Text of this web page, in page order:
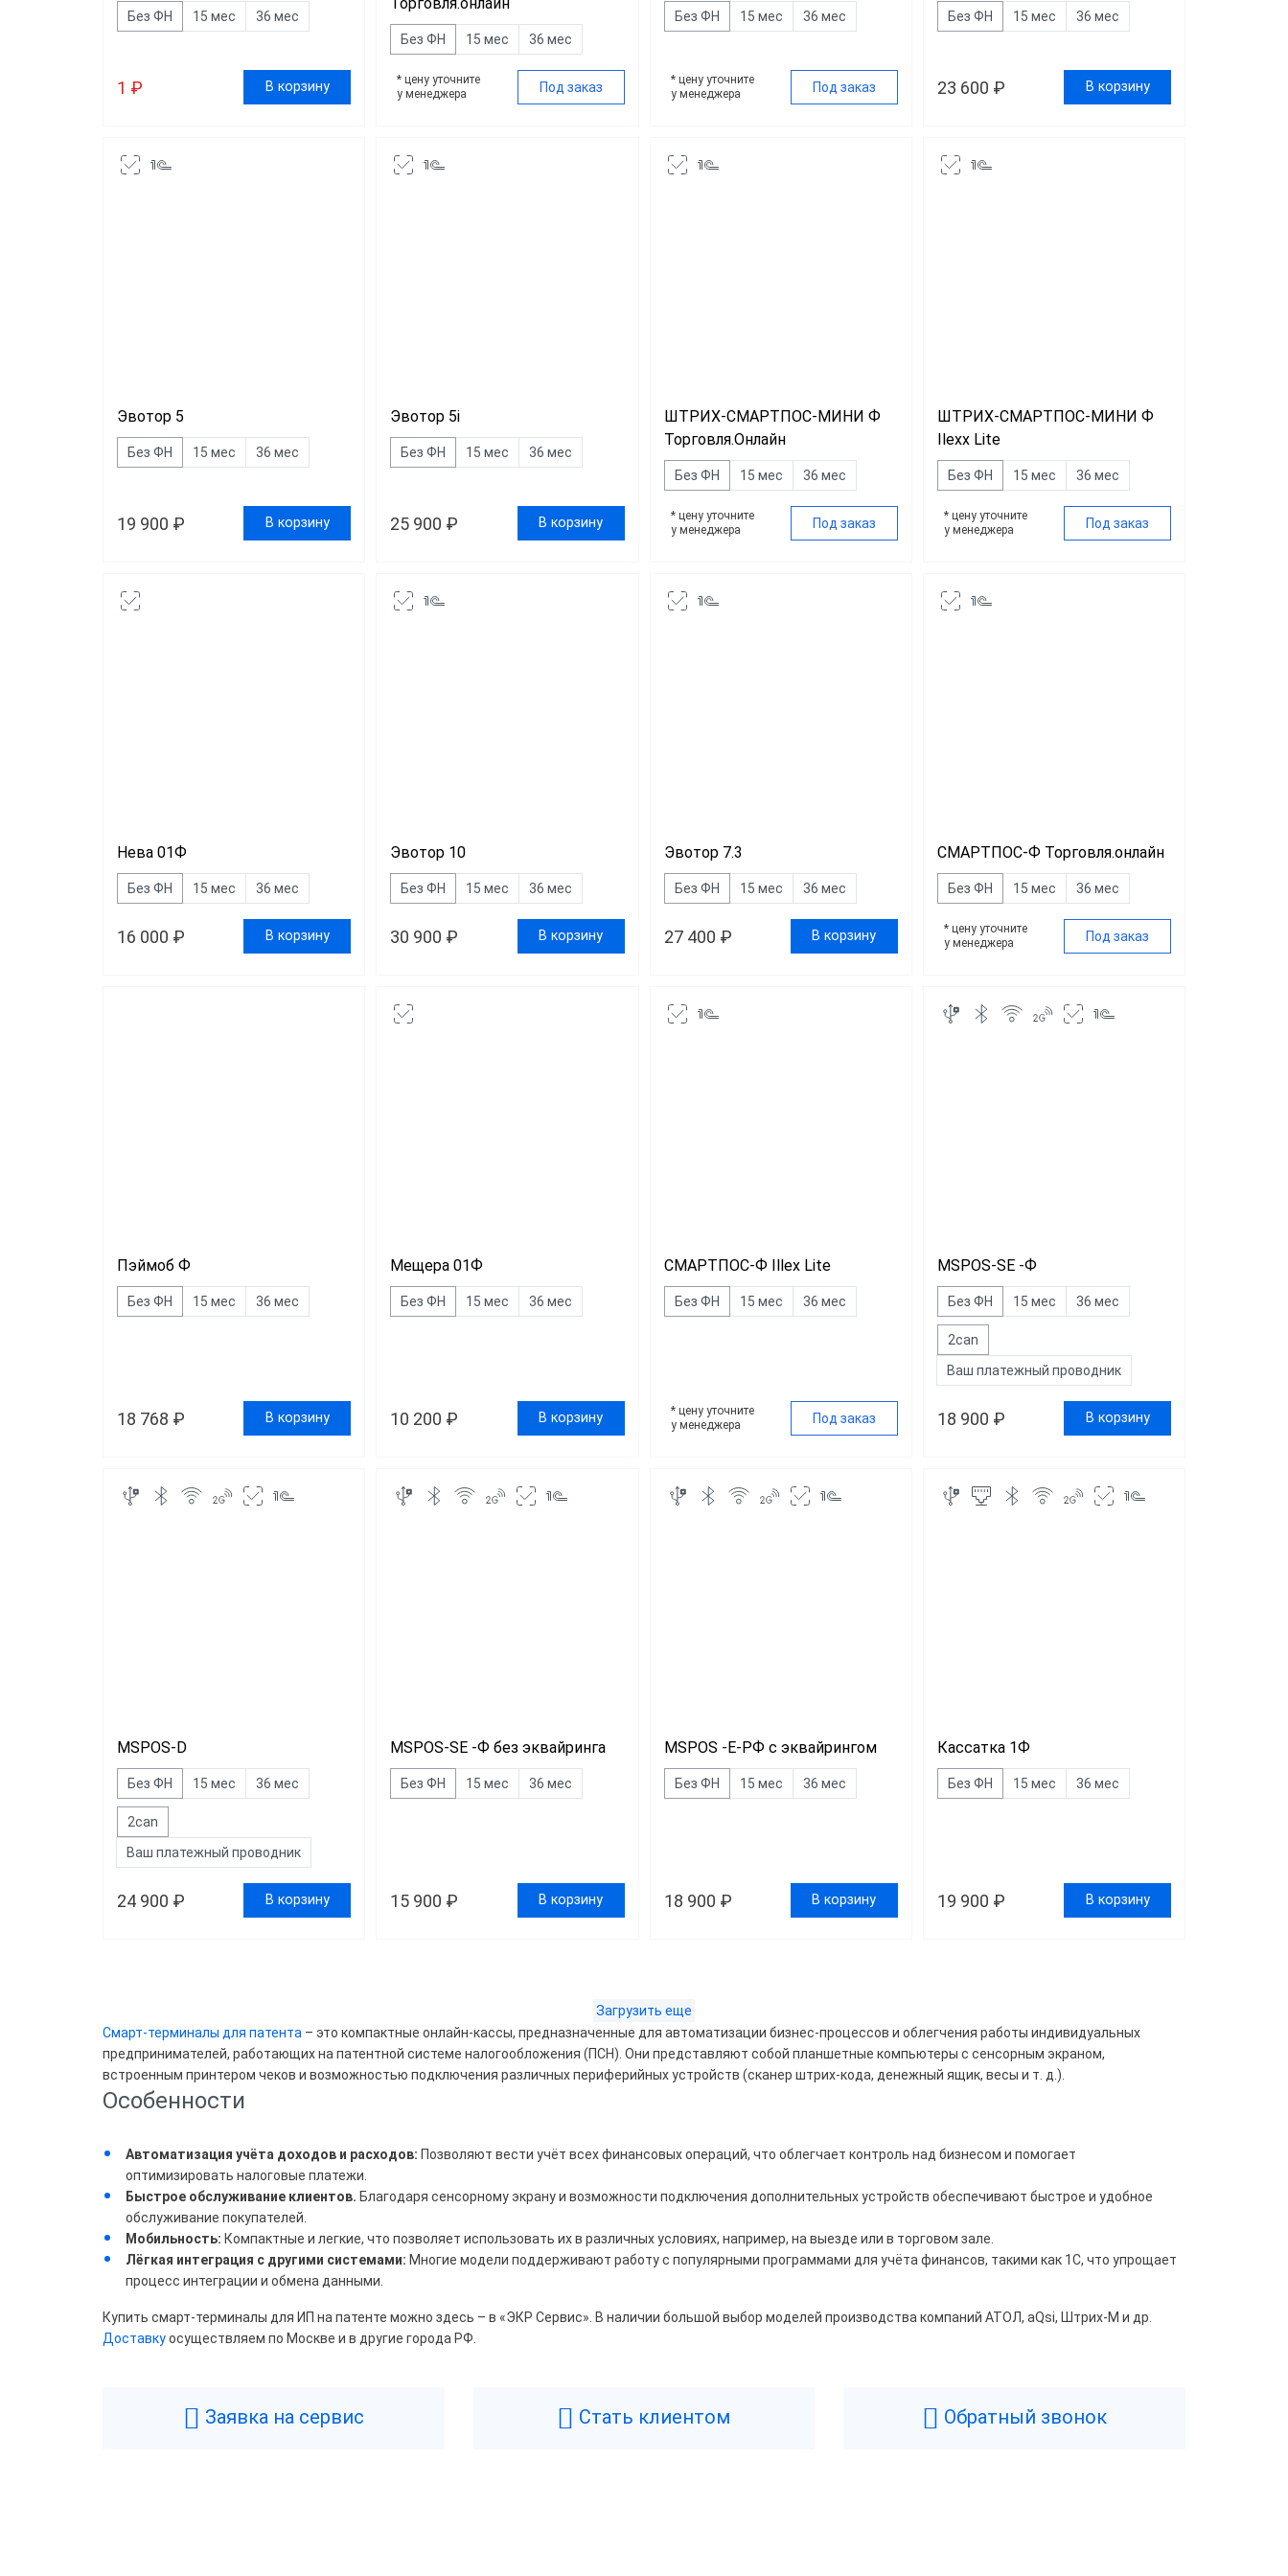
Доставка
Общепит
Без ФН 15 мес 36 мес
1 ₽ В корзину
Без ФН 15 мес 36 мес
* цену уточните
у менеджера
Под заказ
Без ФН 15 мес 36 мес
* цену уточните
у менеджера
Под заказ
Без ФН 15 мес 36 мес
23 600 ₽ В корзину
Эвотор 5
Без ФН 15 мес 36 мес
19 900 ₽ В корзину
Эвотор 5i
Без ФН 15 мес 36 мес
25 900 ₽ В корзину
ШТРИХ-СМАРТПОС-МИНИ Ф
Торговля.Онлайн
Без ФН 15 мес 36 мес
* цену уточните
у менеджера
Под заказ
ШТРИХ-СМАРТПОС-МИНИ Ф
Ilexx Lite
Без ФН 15 мес 36 мес
* цену уточните
у менеджера
Под заказ
Нева 01Ф
Без ФН 15 мес 36 мес
16 000 ₽ В корзину
Эвотор 10
Без ФН 15 мес 36 мес
30 900 ₽ В корзину
Эвотор 7.3
Без ФН 15 мес 36 мес
27 400 ₽ В корзину
СМАРТПОС-Ф Торговля.онлайн
Без ФН 15 мес 36 мес
* цену уточните
у менеджера
Под заказ
Пэймоб Ф
Без ФН 15 мес 36 мес
18 768 ₽ В корзину
Мещера 01Ф
Без ФН 15 мес 36 мес
10 200 ₽ В корзину
СМАРТПОС-Ф Illex Lite
Без ФН 15 мес 36 мес
* цену уточните
у менеджера
Под заказ
MSPOS-SE -Ф
Без ФН 15 мес 36 мес
2can
Ваш платежный проводник
18 900 ₽ В корзину
MSPOS-D
Без ФН 15 мес 36 мес
2can
Ваш платежный проводник
24 900 ₽ В корзину
MSPOS-SE -Ф без эквайринга
Без ФН 15 мес 36 мес
15 900 ₽ В корзину
MSPOS -Е-РФ с эквайрингом
Без ФН 15 мес 36 мес
18 900 ₽ В корзину
Кассатка 1Ф
Без ФН 15 мес 36 мес
19 900 ₽ В корзину
Бренд
Скорость печати
50 60 65 70 75
220
Загрузить еще
Смарт-терминалы для патента – это компактные онлайн-кассы, предназначенные для автоматизации бизнес-процессов и облегчения работы индивидуальных
предпринимателей, работающих на патентной системе налогообложения (ПСН). Они представляют собой планшетные компьютеры с сенсорным экраном,
встроенным принтером чеков и возможностью подключения различных периферийных устройств (сканер штрих-кода, денежный ящик, весы и т. д.).
Особенности
Автоматизация учёта доходов и расходов: Позволяют вести учёт всех финансовых операций, что облегчает контроль над бизнесом и помогает
оптимизировать налоговые платежи.
Быстрое обслуживание клиентов. Благодаря сенсорному экрану и возможности подключения дополнительных устройств обеспечивают быстрое и удобное
обслуживание покупателей.
Мобильность: Компактные и легкие, что позволяет использовать их в различных условиях, например, на выезде или в торговом зале.
Лёгкая интеграция с другими системами: Многие модели поддерживают работу с популярными программами для учёта финансов, такими как 1С, что упрощает
процесс интеграции и обмена данными.
Купить смарт-терминалы для ИП на патенте можно здесь – в «ЭКР Сервис». В наличии большой выбор моделей производства компаний АТОЛ, aQsi, Штрих-М и др.
Доставкуосуществляем по Москве и в другие города РФ.
Заявка на сервис Стать клиентом Обратный звонок